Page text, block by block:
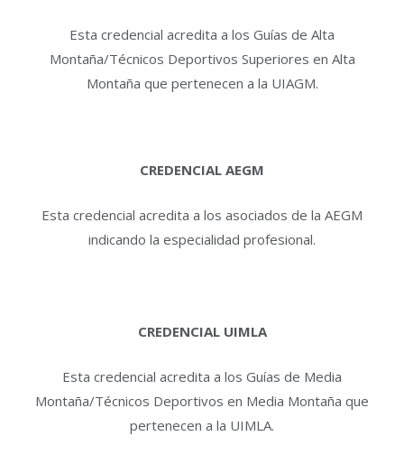
Esta credencial acredita a los Guías de Alta
Montaña/Técnicos Deportivos Superiores en Alta
Montaña que pertenecen a la UIAGM.
CREDENCIAL AEGM
Esta credencial acredita a los asociados de la AEGM
indicando la especialidad profesional.
CREDENCIAL UIMLA
Esta credencial acredita a los Guías de Media
Montaña/Técnicos Deportivos en Media Montaña que
pertenecen a la UIMLA.